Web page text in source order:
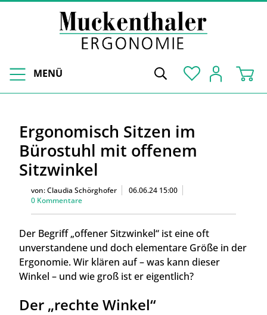
MENÜ
Ergonomisch Sitzen im
Bürostuhl mit offenem
Sitzwinkel
von:Claudia Schörghofer
06.06.24 15:00
0 Kommentare
Der Begriff „offener Sitzwinkel“ ist eine oft
unverstandene und doch elementare Größe in der
Ergonomie. Wir klären auf – was kann dieser
Winkel – und wie groß ist er eigentlich?
Der „rechte Winkel“